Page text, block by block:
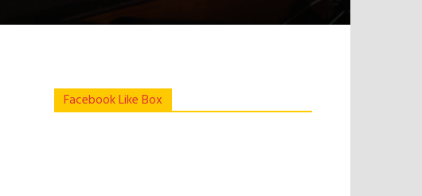
Facebook Like Box